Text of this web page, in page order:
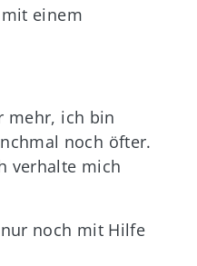
einem
mehr, ich bin
noch öfter.
verhalte mich
noch mit Hilfe